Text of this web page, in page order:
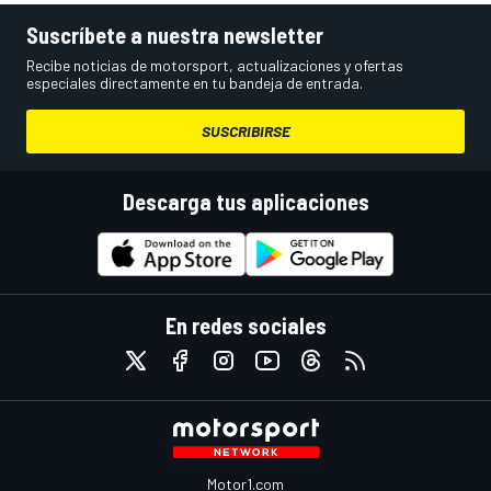
Suscríbete a nuestra newsletter
Recibe noticias de motorsport, actualizaciones y ofertas
especiales directamente en tu bandeja de entrada.
SUSCRIBIRSE
Descarga tus aplicaciones
En redes sociales
Motor1.com